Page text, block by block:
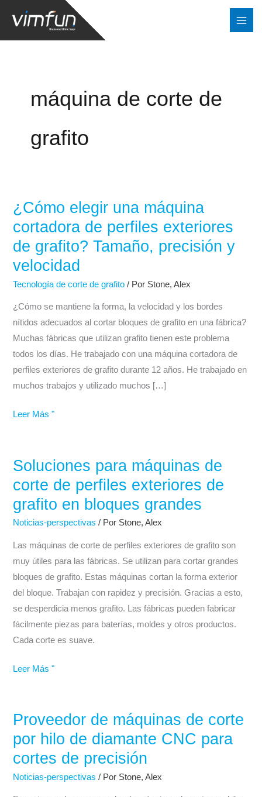
contenido
máquina de corte de
grafito
¿Cómo elegir una máquina
cortadora de perfiles exteriores
de grafito? Tamaño, precisión y
velocidad
Tecnología de corte de grafito / Por Stone, Alex
¿Cómo se mantiene la forma, la velocidad y los bordes
nítidos adecuados al cortar bloques de grafito en una fábrica?
Muchas fábricas que utilizan grafito tienen este problema
todos los días. He trabajado con una máquina cortadora de
perfiles exteriores de grafito durante 12 años. He trabajado en
muchos trabajos y utilizado muchos […]
¿Cómo
máquina
cortadora
de
velocidad
Leer Más "
Soluciones para máquinas de
corte de perfiles exteriores de
grafito en bloques grandes
Noticias-perspectivas / Por Stone, Alex
Las máquinas de corte de perfiles exteriores de grafito son
muy útiles para las fábricas. Se utilizan para cortar grandes
bloques de grafito. Estas máquinas cortan la forma exterior
del bloque. Trabajan con rapidez y precisión. Gracias a esto,
se desperdicia menos grafito. Las fábricas pueden fabricar
fácilmente piezas para baterías, moldes y otros productos.
Cada corte es suave.
Soluciones
de
corte
de
perfiles
exteriores
de
grafito
en
bloques
Leer Más "
Proveedor de máquinas de corte
por hilo de diamante CNC para
cortes de precisión
Noticias-perspectivas / Por Stone, Alex
Proveedor
máquinas
de
corte